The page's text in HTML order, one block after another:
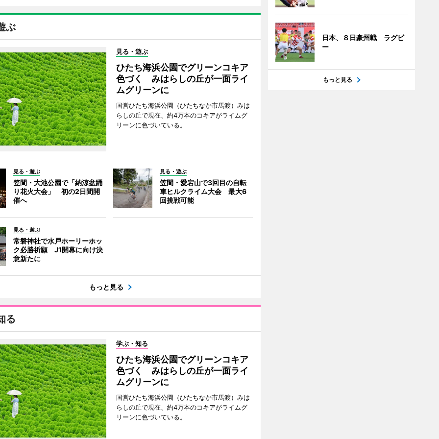
ぶ
見る・遊ぶ
ひたち海浜公園でグリーンコキア
色づく みはらしの丘が一面ライ
ムグリーンに
国営ひたち海浜公園（ひたちなか市馬渡）みは
らしの丘で現在、約4万本のコキアがライムグ
リーンに色づいている。
見る・遊ぶ
笠間・大池公園で「納涼盆踊
り花火大会」 初の2日間開
催へ
見る・遊ぶ
笠間・愛宕山で3回目の自転
車ヒルクライム大会 最大6
回挑戦可能
見る・遊ぶ
常磐神社で水戸ホーリーホッ
ク必勝祈願 J1開幕に向け決
意新たに
もっと見る
る
学ぶ・知る
ひたち海浜公園でグリーンコキア
色づく みはらしの丘が一面ライ
ムグリーンに
国営ひたち海浜公園（ひたちなか市馬渡）みは
らしの丘で現在、約4万本のコキアがライムグ
リーンに色づいている。
日本、８日豪州戦 ラグビ
ー
もっと見る